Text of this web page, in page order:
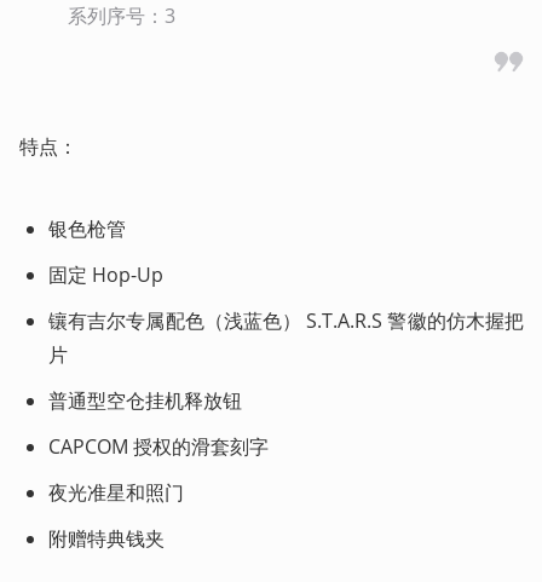
系列序号：3
特点：
银色枪管
固定 Hop-Up
镶有吉尔专属配色（浅蓝色） S.T.A.R.S 警徽的仿木握把
片
普通型空仓挂机释放钮
CAPCOM 授权的滑套刻字
夜光准星和照门
附赠特典钱夹